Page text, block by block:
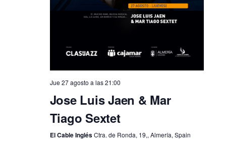
Jue 27 agosto a las 21:00
Jose Luis Jaen & Mar
Tiago Sextet
El Cable InglésCtra. de Ronda, 19,, Almería, Spain